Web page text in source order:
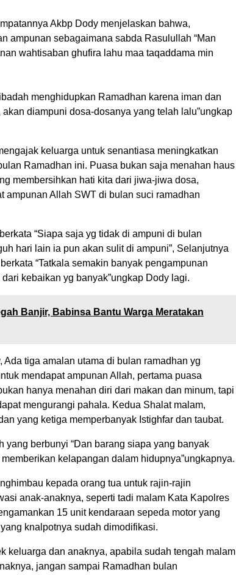
Akbp Dody menjelaskan bahwa,
ampunan sebagaimana sabda Rasulullah “Man
wahtisaban ghufira lahu maa taqaddama min
menghidupkan Ramadhan karena iman dan
diampuni dosa-dosanya yang telah lalu”ungkap
keluarga untuk senantiasa meningkatkan
Ramadhan ini. Puasa bukan saja menahan haus
membersihkan hati kita dari jiwa-jiwa dosa,
ampunan Allah SWT di bulan suci ramadhan
“Siapa saja yg tidak di ampuni di bulan
hari lain ia pun akan sulit di ampuni”, Selanjutnya
“Tatkala semakin banyak pengampunan
kebaikan yg banyak”ungkap Dody lagi.
Banjir, Babinsa Bantu Warga Meratakan
Ada tiga amalan utama di bulan ramadhan yg
mendapat ampunan Allah, pertama puasa
hanya menahan diri dari makan dan minum, tapi
mengurangi pahala. Kedua Shalat malam,
yang ketiga memperbanyak Istighfar dan taubat.
yang berbunyi “Dan barang siapa yang banyak
kelapangan dalam hidupnya”ungkapnya.
kepada orang tua untuk rajin-rajin
anak-anaknya, seperti tadi malam Kata Kapolres
15 unit kendaraan sepeda motor yang
knalpotnya sudah dimodifikasi.
keluarga dan anaknya, apabila sudah tengah malam
jangan sampai Ramadhan bulan